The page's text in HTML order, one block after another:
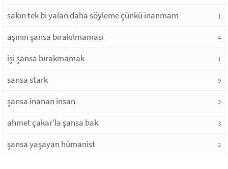
sakın tek bi yalan daha söyleme çünkü inanmam 1
aşının şansa bırakılmaması 4
işi şansa bırakmamak 1
sansa stark 9
şansa inanan insan 2
ahmet çakar'la şansa bak 3
şansa yaşayan hümanist 2